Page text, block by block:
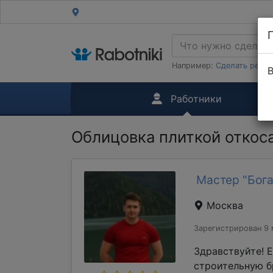
Например: Сделать
Работники
Облицовка плиткой
Мастер
Москва
Зарегистрирован 9
Здравствуйте!
строительную